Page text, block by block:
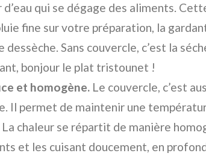
qui se dégage des aliments.
fine sur votre préparation, la
Sans couvercle, c’est la
bonjour le plat tristounet !
et homogène. Le couvercle, c’est
Il permet de maintenir une
chaleur se répartit de manière
et les cuisant doucement, en